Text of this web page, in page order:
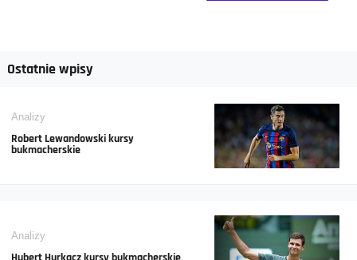
Ostatnie wpisy
Analizy
Robert Lewandowski kursy
bukmacherskie
Analizy